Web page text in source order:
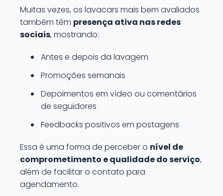
Muitas vezes, os lavacars mais bem avaliados
também têm presença ativa nas redes
sociais, mostrando:
Antes e depois da lavagem
Promoções semanais
Depoimentos em vídeo ou comentários
de seguidores
Feedbacks positivos em postagens
Essa é uma forma de perceber o nível de
comprometimento e qualidade do serviço,
além de facilitar o contato para
agendamento.